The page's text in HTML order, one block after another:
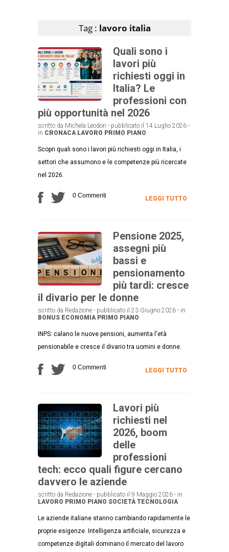
Tag : lavoro italia
Quali sono i
lavori più
richiesti oggi in
Italia? Le
professioni con
più opportunità nel 2026
scritto da Michela Leodori - pubblicato il 14 Luglio 2026 -
in CRONACA LAVORO PRIMO PIANO
Scopri quali sono i lavori più richiesti oggi in Italia, i
settori che assumono e le competenze più ricercate
nel 2026.
0 Commenti LEGGI TUTTO
Pensione 2025,
assegni più
bassi e
pensionamento
più tardi: cresce
il divario per le donne
scritto da Redazione - pubblicato il 23 Giugno 2026 - in
BONUS ECONOMIA PRIMO PIANO
INPS: calano le nuove pensioni, aumenta l'età
pensionabile e cresce il divario tra uomini e donne.
0 Commenti LEGGI TUTTO
Lavori più
richiesti nel
2026, boom
delle
professioni
tech: ecco quali figure cercano
davvero le aziende
scritto da Redazione - pubblicato il 9 Maggio 2026 - in
LAVORO PRIMO PIANO SOCIETÀ TECNOLOGIA
Le aziende italiane stanno cambiando rapidamente le
proprie esigenze. Intelligenza artificiale, sicurezza e
competenze digitali dominano il mercato del lavoro